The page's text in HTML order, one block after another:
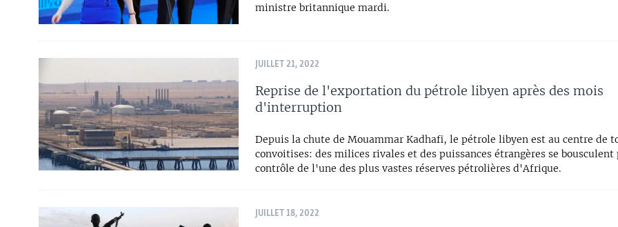
ministre britannique mardi.
JUILLET 21, 2022
Reprise de l'exportation du pétrole libyen après des mois
d'interruption
Depuis la chute de Mouammar Kadhafi, le pétrole libyen est au centre de
convoitises: des milices rivales et des puissances étrangères se bousculent
contrôle de l'une des plus vastes réserves pétrolières d'Afrique.
JUILLET 18, 2022